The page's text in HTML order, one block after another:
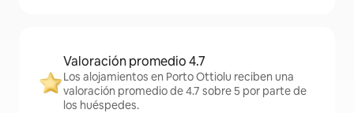
Valoración promedio 4.7
Los alojamientos en Porto Ottiolu reciben una
valoración promedio de 4.7 sobre 5 por parte de
los huéspedes.